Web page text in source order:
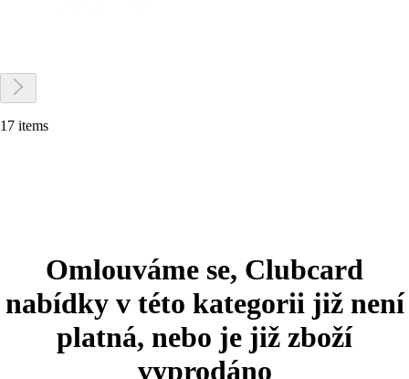
17 items
Omlouváme se, Clubcard
nabídky v této kategorii již není
platná, nebo je již zboží
vyprodáno